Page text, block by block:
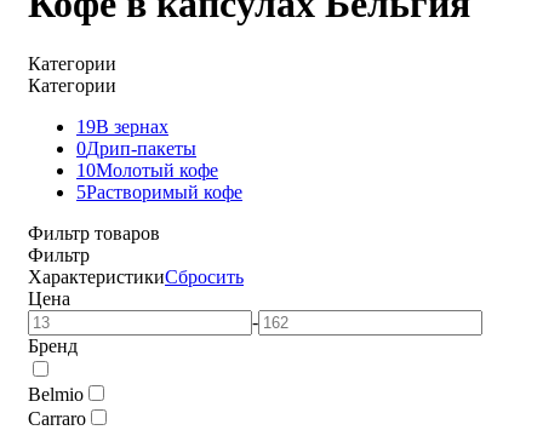
Категории
Категории
19В зернах
0Дрип-пакеты
10Молотый кофе
5Растворимый кофе
Фильтр товаров
Фильтр
ХарактеристикиСбросить
Цена
-
Бренд
Belmio
Carraro